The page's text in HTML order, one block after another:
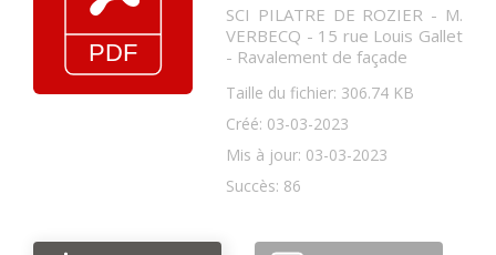
SCI PILATRE DE ROZIER - M.
VERBECQ - 15 rue Louis Gallet
- Ravalement de façade
Taille du fichier: 306.74 KB
Créé: 03-03-2023
Mis à jour: 03-03-2023
Succès: 86